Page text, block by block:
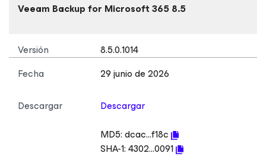
Veeam Backupfor Microsoft 3658.5
Versión
8.5.0.1014
Fecha
29 junio de 2026
Descargar
Descargar
MD5:dcac...f18c
SHA-1:4302...0091